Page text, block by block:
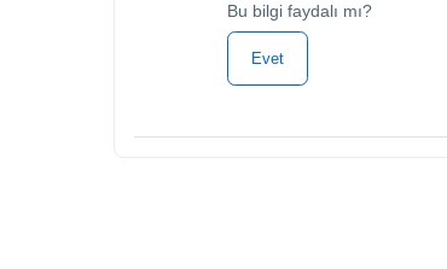
Bu bilgi faydalı mı?
Evet